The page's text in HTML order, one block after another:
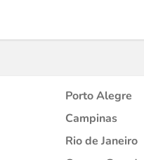
Porto Alegre
Campinas
Rio de Janeiro